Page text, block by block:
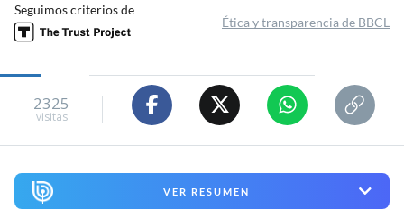
Seguimos criterios de
Ética y transparencia de BBCL
2325
visitas
VER RESUMEN